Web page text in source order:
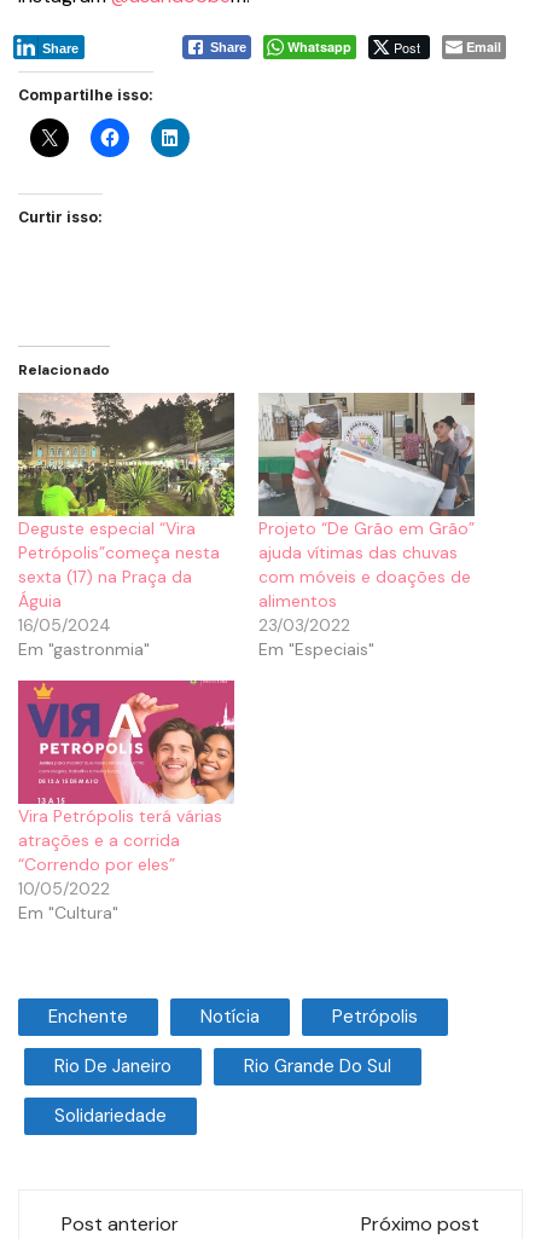
Share Whatsapp Post Email
Share
Compartilhe isso:
Curtir isso:
Relacionado
Deguste especial “Vira
Petrópolis”começa nesta
sexta (17) na Praça da
Águia
16/05/2024
Em "gastronmia"
Projeto “De Grão em Grão”
ajuda vítimas das chuvas
com móveis e doações de
alimentos
23/03/2022
Em "Especiais"
Vira Petrópolis terá várias
atrações e a corrida
“Correndo por eles”
10/05/2022
Em "Cultura"
Enchente Notícia Petrópolis
Rio De Janeiro Rio Grande Do Sul
Solidariedade
Post anterior
Próximo post